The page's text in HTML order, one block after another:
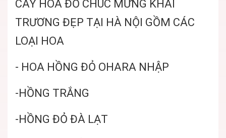
CÂY HOA ĐỎ CHÚC MỪNG KHAI
TRƯƠNG ĐẸP TẠI HÀ NỘI GỒM CÁC
LOẠI HOA
- HOA HỒNG ĐỎ OHARA NHẬP
-HỒNG TRẮNG
-HỒNG ĐỎ ĐÀ LẠT